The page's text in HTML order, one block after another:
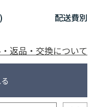
配送費別
返品・交換について